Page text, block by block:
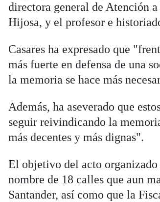
directora general de Atención
Hijosa, y el profesor e
Casares ha expresado que
más fuerte en defensa de una
la memoria se hace más
Además, ha aseverado que
seguir reivindicando la
más decentes y más dignas".
El objetivo del acto
nombre de 18 calles que aun
Santander, así como que la